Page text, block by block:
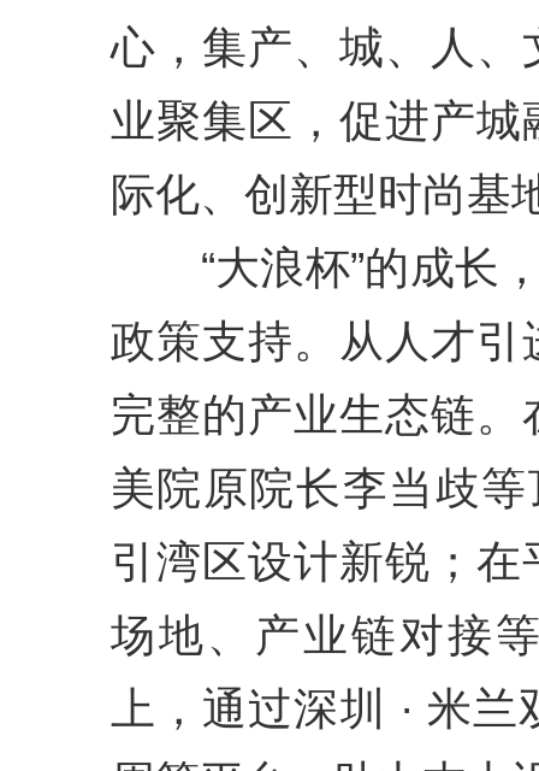
心，集产、城、人
业聚集区，促进产
际化、创新型时尚基
“大浪杯”的成长，
政策支持。从人才
完整的产业生态链
美院原院长李当歧
引湾区设计新锐；
场地、产业链对接
上，通过深圳 · 米